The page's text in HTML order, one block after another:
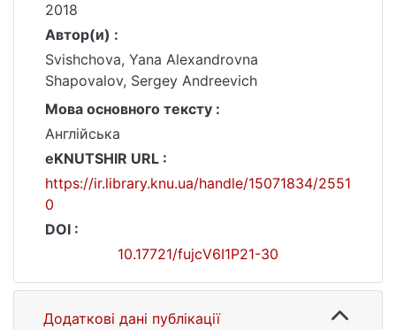
2018
Автор(и) :
Svishchova, Yana Alexandrovna
Shapovalov, Sergey Andreevich
Мова основного тексту :
Англійська
eKNUTSHIR URL :
https://ir.library.knu.ua/handle/15071834/2551
0
DOI :
10.17721/fujcV6I1P21-30
Додаткові дані публікації